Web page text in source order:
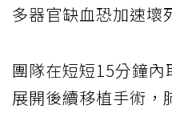
多器官缺血恐加速壞
團隊在短短15分鐘
展開後續移植手術，